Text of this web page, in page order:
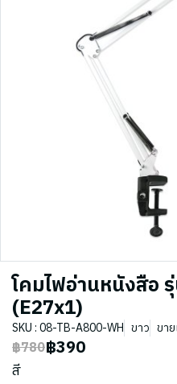
โคมไฟอ่านหนังสือ
(E27x1)
SKU : 08-TB-A800-WH ขาว ขา
฿780฿390
สี